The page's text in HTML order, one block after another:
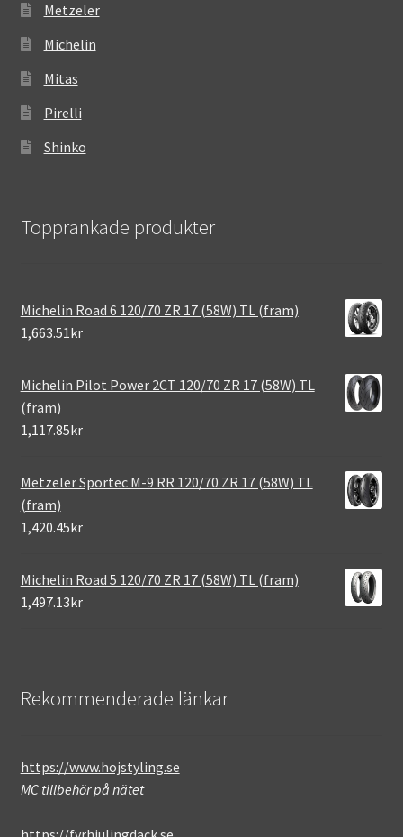
Metzeler
Michelin
Mitas
Pirelli
Shinko
Topprankade produkter
Michelin Road 6 120/70 ZR 17 (58W) TL (fram)
1,663.51kr
Michelin Pilot Power 2CT 120/70 ZR 17 (58W) TL
(fram)
1,117.85kr
Metzeler Sportec M-9 RR 120/70 ZR 17 (58W) TL
(fram)
1,420.45kr
Michelin Road 5 120/70 ZR 17 (58W) TL (fram)
1,497.13kr
Rekommenderade länkar
https://www.hojstyling.se
MC tillbehör på nätet